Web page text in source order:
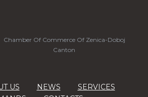
Chamber Of Commerce Of Zenica-Doboj
Canton
US NEWS
SERVICES